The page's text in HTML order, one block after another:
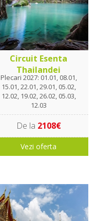
Circuit Esenta
Thailandei
Plecari 2027: 01.01, 08.01,
15.01, 22.01, 29.01, 05.02,
12.02, 19.02, 26.02, 05.03,
12.03
De la 2108€
Vezi oferta